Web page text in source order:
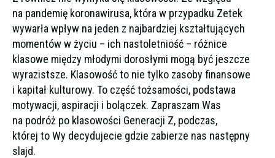
na pandemię koronawirusa, która w przypadku Zetek
wywarła wpływ na jeden z najbardziej kształtujących
momentów w życiu – ich nastoletniość – różnice
klasowe między młodymi dorosłymi mogą być jeszcze
wyrazistsze. Klasowość to nie tylko zasoby finansowe
i kapitał kulturowy. To część tożsamości, podstawa
motywacji, aspiracji i bolączek. Zapraszam Was
na podróż po klasowości Generacji Z, podczas,
której to Wy decydujecie gdzie zabierze nas następny
slajd.